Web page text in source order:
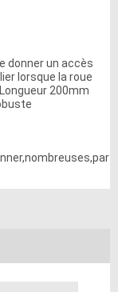
donner un accès
lorsque la roue
200mm